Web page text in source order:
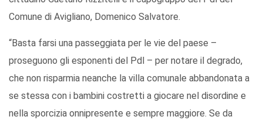
Comune di Avigliano, Domenico Salvatore.
“Basta farsi una passeggiata per le vie del paese –
proseguono gli esponenti del Pdl – per notare il degrado,
che non risparmia neanche la villa comunale abbandonata a
se stessa con i bambini costretti a giocare nel disordine e
nella sporcizia onnipresente e sempre maggiore. Se da